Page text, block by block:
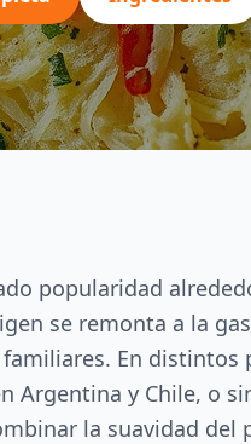
popularidad
se remonta a la
En
Argentina y Chile, o
la suavidad del